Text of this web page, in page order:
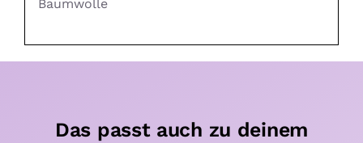
Baumwolle
Das passt auch zu deinem